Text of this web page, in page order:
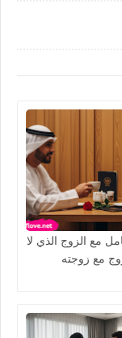
مع الزوج الذي لا
مع زوجته